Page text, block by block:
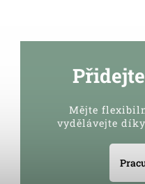
Mějte
vydělávejte